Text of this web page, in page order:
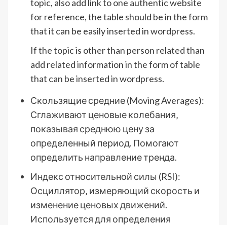
topic, also add link to one authentic website
for reference, the table should be in the form
that it can be easily inserted in wordpress.
If the topic is other than person related than
add related information in the form of table
that can be inserted in wordpress.
Скользящие средние (Moving Averages):
Сглаживают ценовые колебания‚
показывая среднюю цену за
определенный период. Помогают
определить направление тренда.
Индекс относительной силы (RSI):
Осциллятор‚ измеряющий скорость и
изменение ценовых движений.
Используется для определения